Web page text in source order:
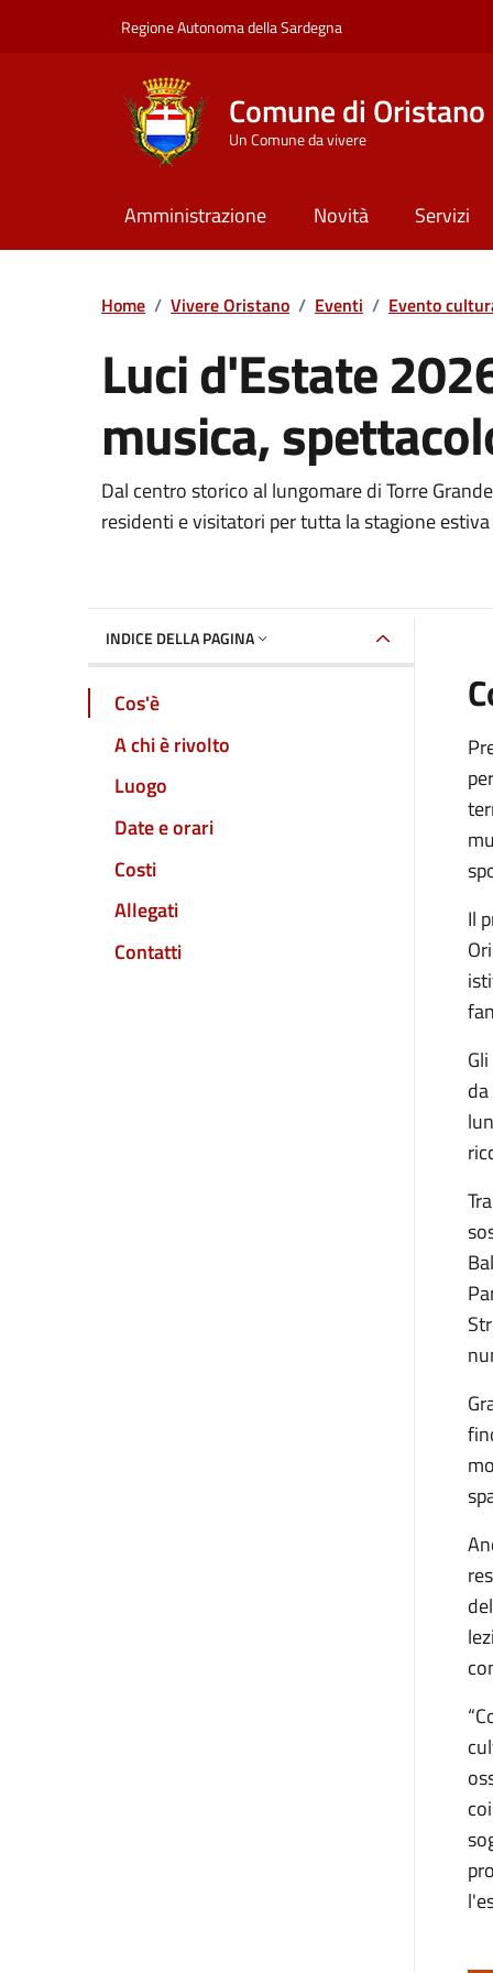
Regione Autonoma della Sardegna
Comune di Oristano
Un Comune da vivere
Amministrazione Novità Servizi
Home / Vivere Oristano / Eventi / Evento
Luci d'Estate
musica,
Dettaglio
Dal centro storico al lungomare di Torre
residenti e visitatori per tutta la stagione estiva
INDICE DELLA PAGINA
Cos'è
A chi è rivolto
Luogo
Date e orari
Costi
Allegati
Contatti
Il